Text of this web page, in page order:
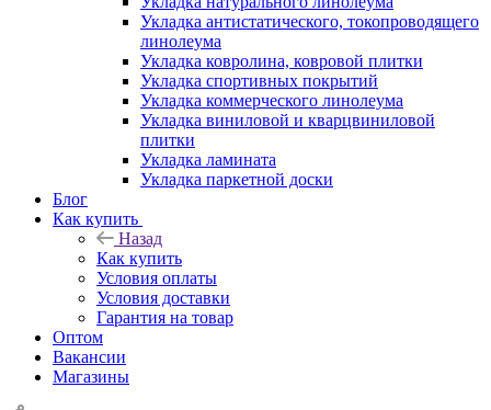
Укладка антистатического, токопроводящего
линолеума
Укладка ковролина, ковровой плитки
Укладка спортивных покрытий
Укладка коммерческого линолеума
Укладка виниловой и кварцвиниловой
плитки
Укладка ламината
Укладка паркетной доски
Блог
Как купить
Назад
Как купить
Условия оплаты
Условия доставки
Гарантия на товар
Оптом
Вакансии
Магазины